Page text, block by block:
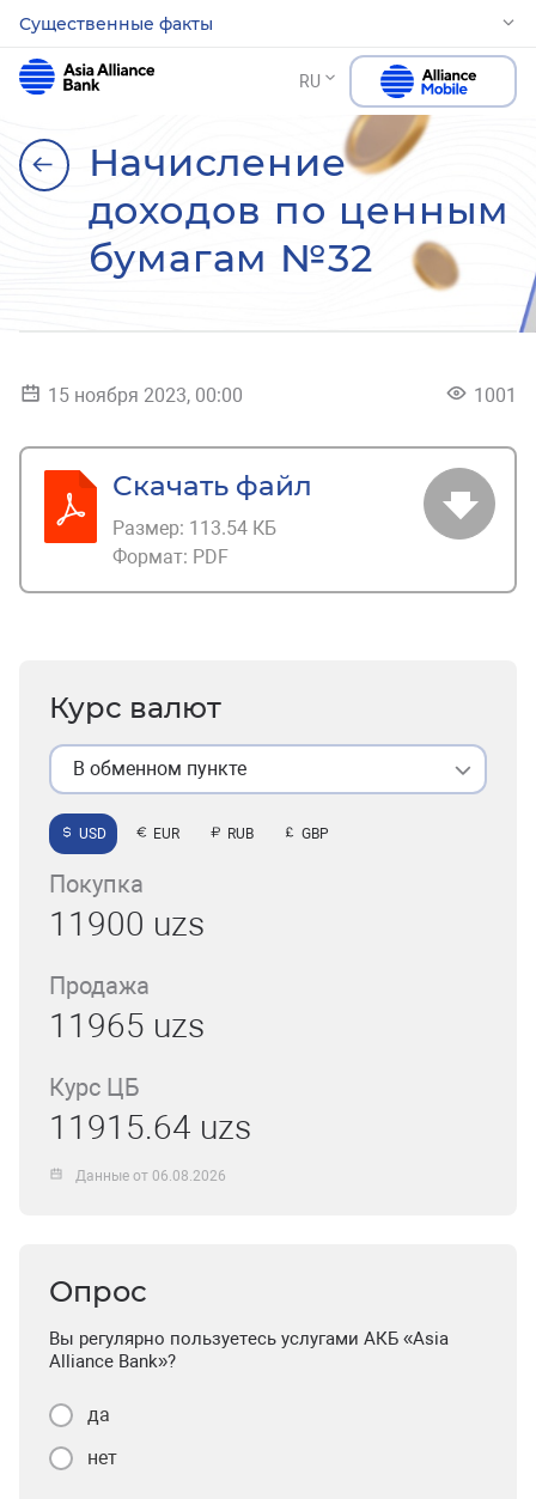
Существенные факты
RU
Начисление
доходов по ценным
бумагам №32
15 ноября 2023, 00:00 1001
Скачать файл
Размер: 113.54 КБ
Формат: PDF
Курс валют
В обменном пункте
USD EUR RUB GBP
Покупка
11900 uzs
Продажа
11965 uzs
Курс ЦБ
11915.64 uzs
Данные от 06.08.2026
Опрос
Вы регулярно пользуетесь услугами АКБ «Asia
Alliance Bank»?
да
нет